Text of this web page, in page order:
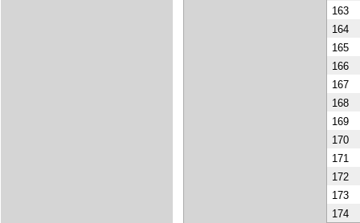
163
164
165
166
167
168
169
170
171
172
173
174